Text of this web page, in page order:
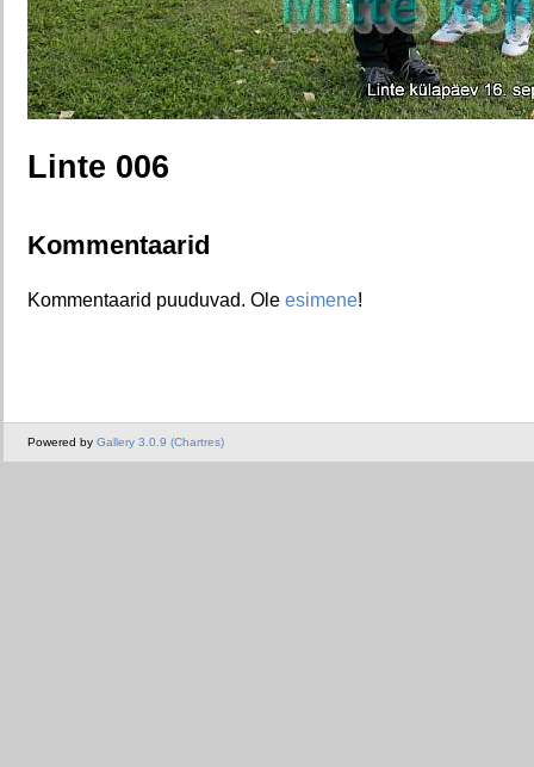
Linte 006
Kommentaarid
Kommentaarid puuduvad. Ole esimene!
Powered by Gallery 3.0.9 (Chartres)